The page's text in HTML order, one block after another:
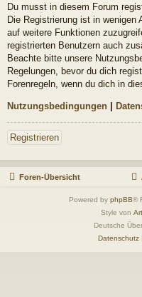
Du musst in diesem Forum
Die Registrierung ist in wenigen
auf weitere Funktionen
registrierten Benutzern auch
Beachte bitte unsere
Regelungen, bevor du dich
Forenregeln, wenn du dich in
Nutzungsbedingungen |
Registrieren
Foren-Übersicht
Powered by phpBB®
Style von
Deutsche
Datenschutz|